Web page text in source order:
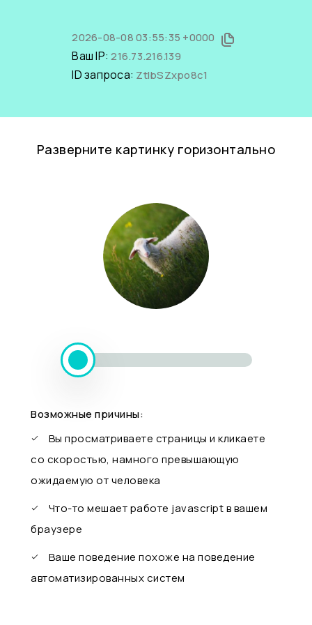
2026-08-08 03:55:35 +0000
Ваш IP:216.73.216.139
ID запроса: ZtIbSZxpo8c1
Разверните картинку горизонтально
Возможные причины:
Вы просматриваете страницы и кликаете
со скоростью, намного превышающую
ожидаемую от человека
Что-то мешает работе javascript в вашем
браузере
Ваше поведение похоже на поведение
автоматизированных систем